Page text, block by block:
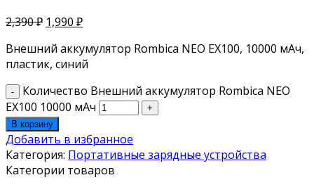
2,390₽ 1,990 ₽
Внешний аккумулятор Rombica NEO EX100, 10000 мАч,
пластик, синий
Количество Внешний аккумулятор Rombica NEO
EX100 10000 мАч
В корзину
Добавить в избранное
Категория: Портативные зарядные устройства
Категории товаров